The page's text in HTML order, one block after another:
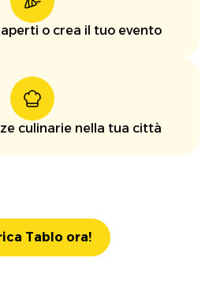
o crea il tuo evento
culinarie nella tua città
Tablo ora!